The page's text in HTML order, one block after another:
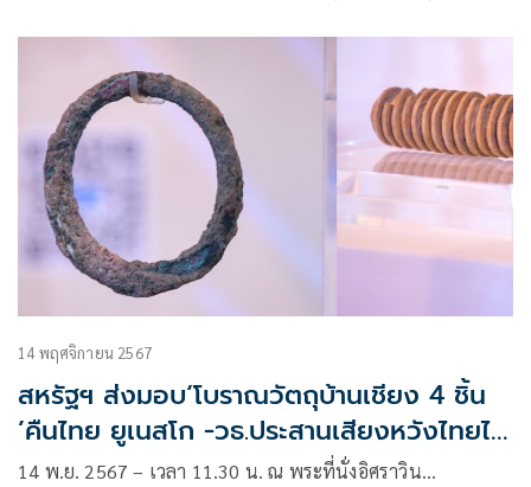
ผลิตในไทยลดลงได้ แนะจับตาอีก 2 มาตรการที่ยังไม่ประกาศ
“ขึ้นภาษีสินค้าจากประเทศที่ได้ดุลการค้ากับสหรัฐฯ – มาตรการ
กีดกันการค้าจากสหรัฐฯ” หากใช้จริง ไทยอาจตกเป็นเป้าหมาย
ด้วย
14 พฤศจิกายน 2567
สหรัฐฯ ส่งมอบ‘โบราณวัตถุบ้านเชียง 4 ชิ้น
’คืนไทย ยูเนสโก -วธ.ประสานเสียงหวังไทยได้
รับคืนอีกหลายชิ้นตามมา
14 พ.ย. 2567 – เวลา 11.30 น. ณ พระที่นั่งอิศราวิน…